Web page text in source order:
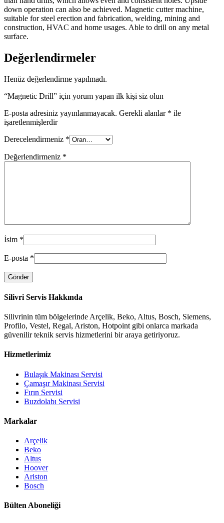
down operation can also be achieved. Magnetic cutter machine,
suitable for steel erection and fabrication, welding, mining and
construction, HVAC and home usages. Able to drill on any metal
surface.
Değerlendirmeler
Henüz değerlendirme yapılmadı.
“Magnetic Drill” için yorum yapan ilk kişi siz olun
E-posta adresiniz yayınlanmayacak. Gerekli alanlar * ile
işaretlenmişlerdir
Derecelendirmeniz *
Değerlendirmeniz *
İsim *
E-posta *
Silivri Servis Hakkında
Silivrinin tüm bölgelerinde Arçelik, Beko, Altus, Bosch, Siemens,
Profilo, Vestel, Regal, Ariston, Hotpoint gibi onlarca markada
güvenilir teknik servis hizmetlerini bir araya getiriyoruz.
Hizmetlerimiz
Bulaşık Makinası Servisi
Çamaşır Makinası Servisi
Fırın Servisi
Buzdolabı Servisi
Markalar
Arçelik
Beko
Altus
Hoover
Ariston
Bosch
Bülten Aboneliği